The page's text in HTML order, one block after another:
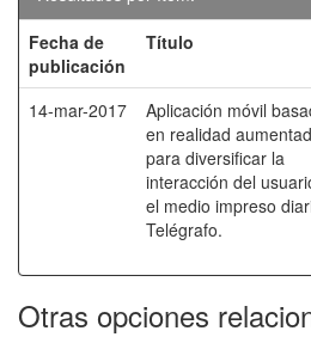
Fecha de
publicación
Título
14-mar-2017
Aplicación móvil
en realidad
para diversificar la
interacción del
el medio impreso
Telégrafo.
Otras opciones